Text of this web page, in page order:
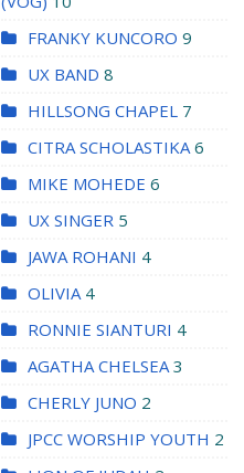
FRANKY KUNCORO 9
UX BAND 8
HILLSONG CHAPEL 7
CITRA SCHOLASTIKA 6
MIKE MOHEDE 6
UX SINGER 5
JAWA ROHANI 4
OLIVIA 4
RONNIE SIANTURI 4
AGATHA CHELSEA 3
CHERLY JUNO 2
JPCC WORSHIP YOUTH 2